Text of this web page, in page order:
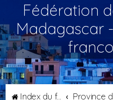
Fédération
Madagascar
Index du forum